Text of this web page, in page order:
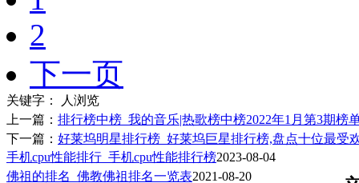
2
下一页
关键字：
人浏览
上一篇： 排行榜中榜_我的音乐|热歌榜中榜2022年1月第3期榜
下一篇： 好莱坞明星排行榜_好莱坞巨星排行榜,盘点十位最受
手机cpu性能排行_手机cpu性能排行榜2023-08-04
佛祖的排名_佛教佛祖排名一览表2021-08-20